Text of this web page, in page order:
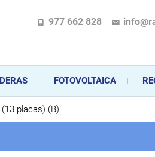
y mantenimiento de gas y
desde el asesoramiento
977 662 828
FOTOVOLTAICA
placas) (B)